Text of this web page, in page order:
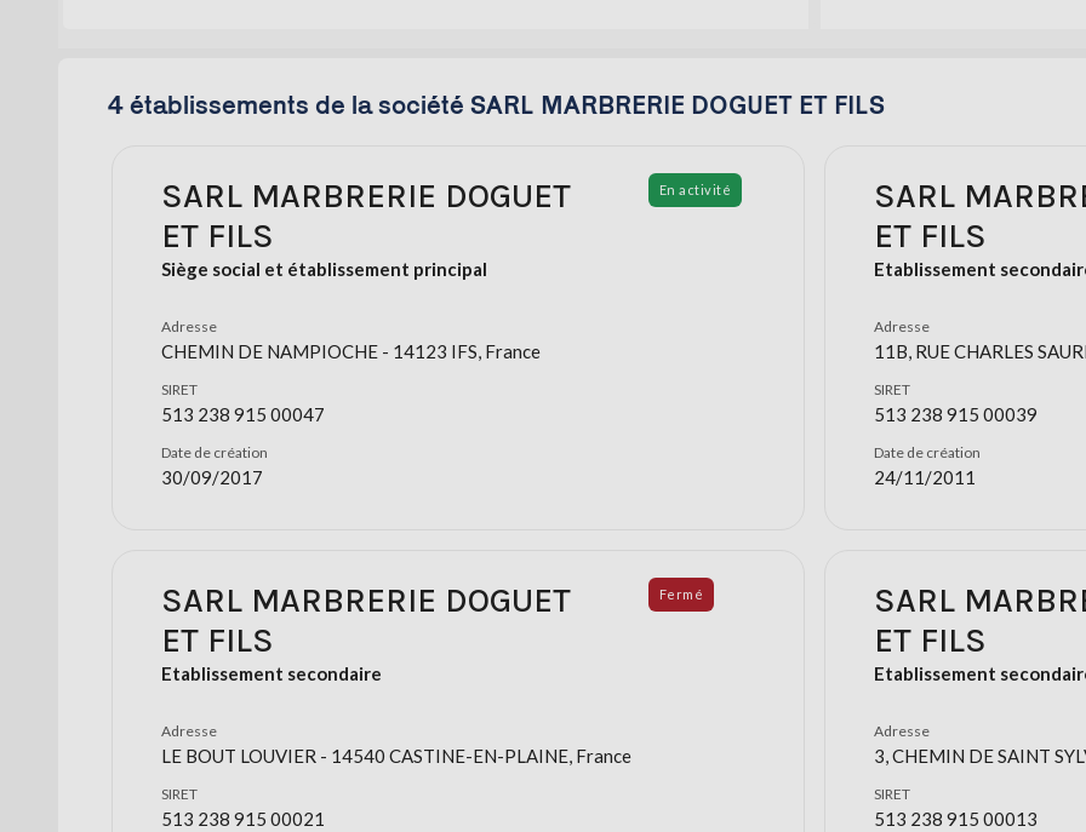
4 établissements de la société SARL MARBRERIE DOGUET ET FILS
SARL MARBRERIE DOGUET
ET FILS
Siège social et établissement principal
En activité
Adresse
CHEMIN DE NAMPIOCHE - 14123 IFS, France
SIRET
513 238 915 00047
Date de création
30/09/2017
SARL
ET FILS
Etablissement
Adresse
11B, RUE CHARLES
SIRET
513 238 915 00039
Date de création
24/11/2011
SARL MARBRERIE DOGUET
ET FILS
Etablissement secondaire
Fermé
Adresse
LE BOUT LOUVIER - 14540 CASTINE-EN-PLAINE, France
SIRET
513 238 915 00021
SARL
ET FILS
Etablissement
Adresse
3, CHEMIN DE SAINT
SIRET
513 238 915 00013